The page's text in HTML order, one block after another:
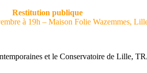
Restitution publique
à 19h – Maison Folie Wazemmes,
et le Conservatoire de Lille,